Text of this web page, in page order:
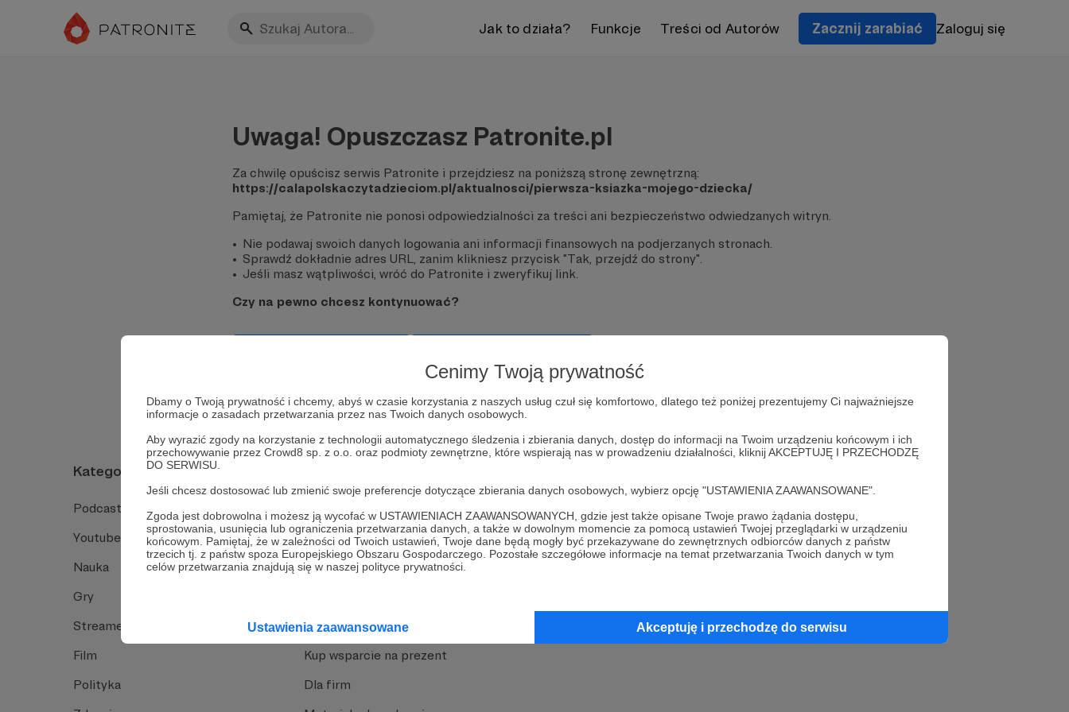
Cenimy Twoją prywatność
Dbamy o Twoją prywatność i chcemy, abyś w czasie korzystania z naszych usług czuł się komfortowo, dlatego też poniżej prezentujemy Ci najważniejsze
informacje o zasadach przetwarzania przez nas Twoich danych osobowych.
Aby wyrazić zgody na korzystanie z technologii automatycznego śledzenia i zbierania danych, dostęp do informacji na Twoim urządzeniu końcowym i ich
przechowywanie przez Crowd8 sp. z o.o. oraz podmioty zewnętrzne, które wspierają nas w prowadzeniu działalności, kliknij AKCEPTUJĘ I PRZECHODZĘ
DO SERWISU.
Jeśli chcesz dostosować lub zmienić swoje preferencje dotyczące zbierania danych osobowych, wybierz opcję "USTAWIENIA ZAAWANSOWANE".
Zgoda jest dobrowolna i możesz ją wycofać w USTAWIENIACH ZAAWANSOWANYCH, gdzie jest także opisane Twoje prawo żądania dostępu,
sprostowania, usunięcia lub ograniczenia przetwarzania danych, a także w dowolnym momencie za pomocą ustawień Twojej przeglądarki w urządzeniu
końcowym. Pamiętaj, że w zależności od Twoich ustawień, Twoje dane będą mogły być przekazywane do zewnętrznych odbiorców danych z państw
trzecich tj. z państw spoza Europejskiego Obszaru Gospodarczego. Pozostałe szczegółowe informacje na temat przetwarzania Twoich danych w tym
celów przetwarzania znajdują się w naszej polityce prywatności.
Ustawienia zaawansowane Akceptuję i przechodzę do serwisu
Jak to działa? Funkcje Treści od Autorów Zacznij zarabiać Zaloguj się
Uwaga! Opuszczasz Patronite.pl
Za chwilę opuścisz serwis Patronite i przejdziesz na poniższą stronę zewnętrzną:
https://calapolskaczytadzieciom.pl/aktualnosci/pierwsza-ksiazka-mojego-dziecka/
Pamiętaj, że Patronite nie ponosi odpowiedzialności za treści ani bezpieczeństwo odwiedzanych witryn.
Nie podawaj swoich danych logowania ani informacji finansowych na podjerzanych stronach.
Sprawdź dokładnie adres URL, zanim klikniesz przycisk "Tak, przejdź do strony".
Jeśli masz wątpliwości, wróć do Patronite i zweryfikuj link.
Czy na pewno chcesz kontynuować?
Kategorie
Podcast
Youtube
Nauka
Gry
Streamerzy
Film
Polityka
Jak to działa
Funkcje Patronite
Dlaczego Patronite?
Opinie Twórców
Kup wsparcie na prezent
Dla firm
MCN Patronite
Suppi.pl
FAQ
Kontakt z zespołem Patronite